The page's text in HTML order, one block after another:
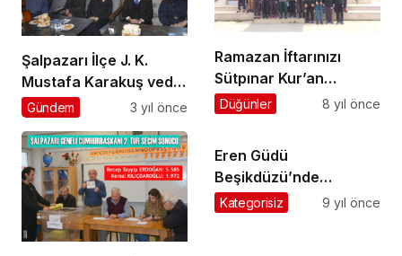
Şalpazarı İlçe J. K.
Mustafa Karakuş veda
yemeği ile uğurlandı
Gündem 3 yıl önce
Ramazan İftarınızı
Sütpınar Kur’an
Kursu’nda verin
Düğünler 8 yıl önce
Eren Güdü
Beşikdüzü’nde
ebediyete uğurlandı
Kategorisiz 9 yıl önce